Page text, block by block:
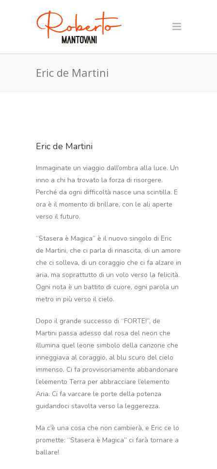
Eric de Martini
Eric de Martini
Immaginate un viaggio dall’ombra alla luce. Un
inno a chi ha trovato la forza di risorgere.
Perché da ogni difficoltà nasce una scintilla. E
ora è il momento di brillare, con le ali aperte
verso il futuro.
“Stasera è Magica” è il nuovo singolo di Eric
de Martini, che ci parla di rinascita, di un amore
che ci solleva, di un coraggio che ci fa alzare in
aria, ma soprattutto di un volo verso la felicità.
Ogni nota è un battito di cuore, ogni parola un
metro in più verso il cielo.
Dopo il grande successo di “FORTE!”, de
Martini passa adesso dal rosa del neon che
illumina quel leone simbolo della canzone che
inneggiava al coraggio, al blu scuro del cielo
immenso. Ci fa provvisoriamente abbandonare
l’elemento Terra per abbracciare l’elemento
Aria. Ci fa varcare le porte della potenza
guidandoci stavolta verso la leggerezza.
Ma c’è una cosa che non cambierà, e Eric ce lo
promette: “Stasera è Magica” ci farà tornare a
ballare!